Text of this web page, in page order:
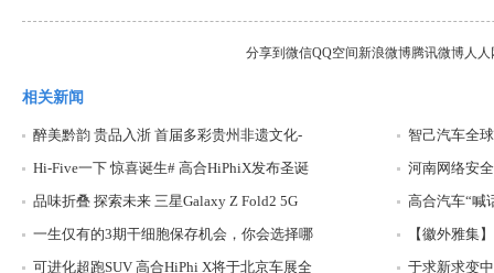
分享到 微信QQ空间新浪微博腾讯微博人人
相关新闻
醉美黔韵 贵品入浙 首届多彩贵州非遗文化-
智己汽车全
Hi-Five一下 惊喜诞生# 高合HiPhiX发布圣诞
河南网络安
品味折叠 探索未来 三星Galaxy Z Fold2 5G
高合汽车“喊
一生仅有的3期干细胞保存机会，你会选择哪
【徽外雅集
可进化超跑SUV 高合HiPhi X将于北京车展全
于求新求变